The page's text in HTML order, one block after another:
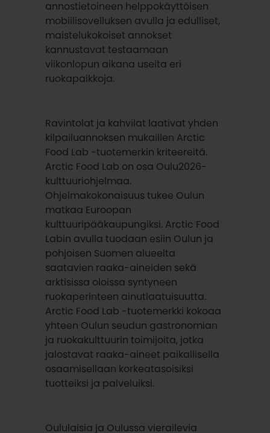
annostietoineen helppokäyttöisen
mobiilisovelluksen avulla ja edulliset,
maistelukokoiset annokset
kannustavat testaamaan
viikonlopun aikana useita eri
ruokapaikkoja.
Ravintolat ja kahvilat laativat yhden
kilpailuannoksen mukaillen Arctic
Food Lab -tuotemerkin kriteereitä.
Arctic Food Lab on osa Oulu2026-
kulttuuriohjelmaa.
Ohjelmakokonaisuus tukee Oulun
matkaa Euroopan
kulttuuripääkaupungiksi. Arctic Food
Labin avulla tuodaan esiin Oulun ja
pohjoisen Suomen alueelta
saatavien raaka-aineiden sekä
arktisissa oloissa syntyneen
ruokaperinteen ainutlaatuisuutta.
Arctic Food Lab -tuotemerkki kokoaa
yhteen Oulun seudun gastronomian
ja ruokakulttuurin toimijoita, jotka
jalostavat raaka-aineet paikallisella
osaamisellaan korkeatasoisiksi
tuotteiksi ja palveluiksi.
Oululaisia ja Oulussa vierailevia